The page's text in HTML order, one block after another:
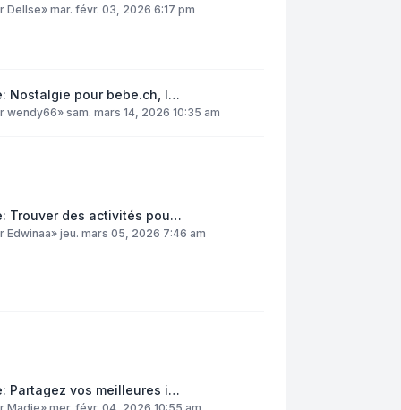
DelIse» mar. févr. 03, 2026 6:17 pm
Nostalgie pour bebe.ch, l…
wendy66» sam. mars 14, 2026 10:35 am
Trouver des activités pou…
Edwinaa» jeu. mars 05, 2026 7:46 am
Partagez vos meilleures i…